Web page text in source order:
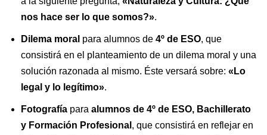
nos hace ser lo que somos?».
Dilema moral para alumnos de 4º de ESO, que
consistirá en el planteamiento de un dilema moral y una
solución razonada al mismo. Éste versará sobre: «Lo
legal y lo legítimo».
Fotografía para alumnos de 4º de ESO, Bachillerato
y Formación Profesional , que consistirá en reflejar en